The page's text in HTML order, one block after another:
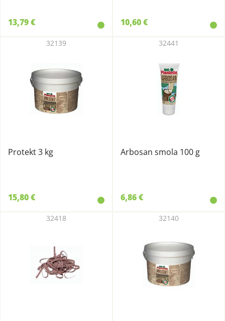
13,79 € 10,60 €
Protekt 3 kg
32139
15,80 €
Arbosan smola 100 g
32441
6,86 €
32418 32140